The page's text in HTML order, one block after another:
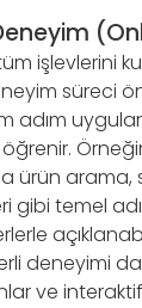
işlevlerini
süreci
adım
öğrenir.
ürün
gibi temel
deneyimi
ve